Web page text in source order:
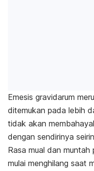
Emesis gravidarum
ditemukan pada lebih
tidak akan
dengan sendirinya
Rasa mual dan muntah
mulai menghilang saat